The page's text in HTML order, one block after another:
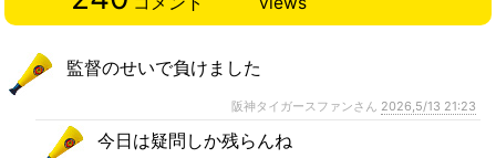
監督のせいで負けました
阪神タイガースファンさん 2026,5/13 21:23
今日は疑問しか残らんね